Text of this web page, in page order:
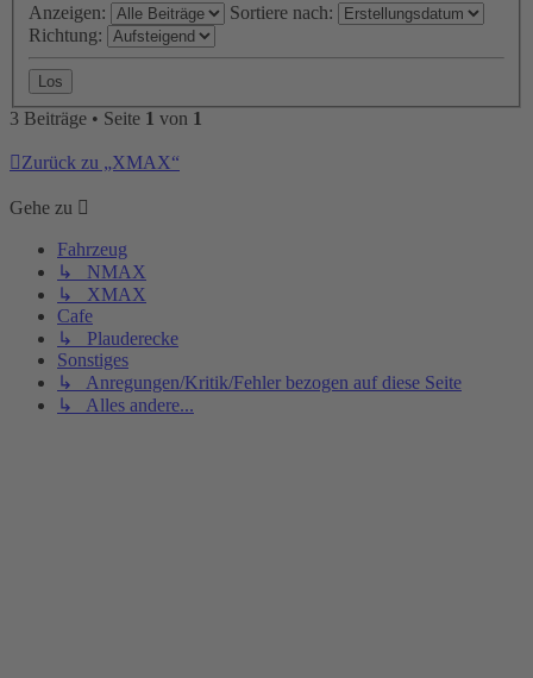
Anzeigen:
Sortiere nach:
Richtung:
3 Beiträge • Seite 1 von 1
Zurück zu „XMAX“
Gehe zu
Fahrzeug
↳ NMAX
↳ XMAX
Cafe
↳ Plauderecke
Sonstiges
↳ Anregungen/Kritik/Fehler bezogen auf diese Seite
↳ Alles andere...